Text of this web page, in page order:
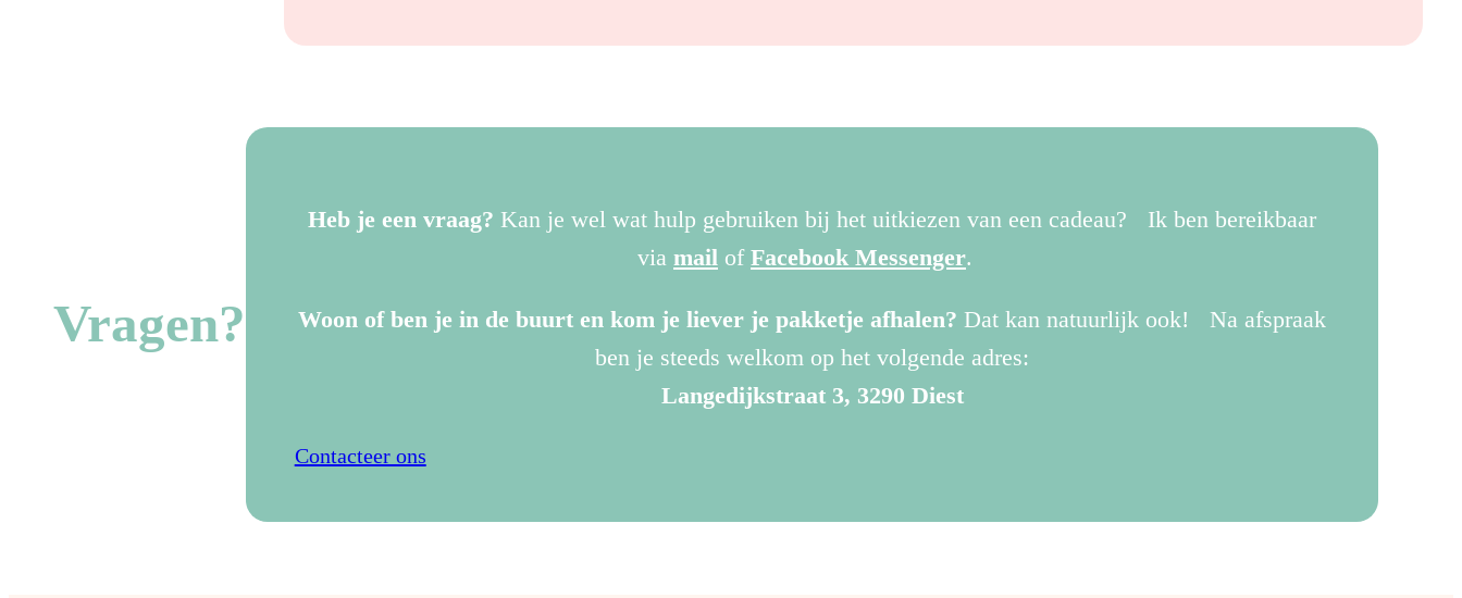
Vragen?
Heb je een vraag? Kan je wel wat hulp gebruiken bij het uitkiezen van een cadeau? Ik ben bereikbaar
via mail of Facebook Messenger.
Woon of ben je in de buurt en kom je liever je pakketje afhalen? Dat kan natuurlijk ook! Na afspraak
ben je steeds welkom op het volgende adres:
Langedijkstraat 3, 3290 Diest
Contacteer ons